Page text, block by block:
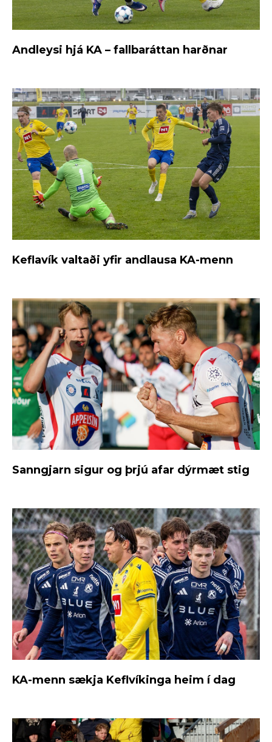
Andleysi hjá KA – fallbaráttan harðnar
Keflavík valtaði yfir andlausa KA-menn
Sanngjarn sigur og þrjú afar dýrmæt stig
KA-menn sækja Keflvíkinga heim í dag